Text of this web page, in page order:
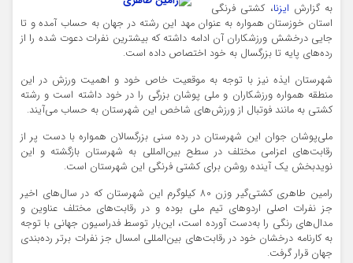
به گزارش ایزنا، کشتی فرنگی
استان خوزستان همواره به عنوان مهد این رشته در جهان به حساب آمده و تا
جایی درخشش ورزشکاران آن ادامه داشته که بیشترین نفرات دعوت شده را از
رده‌های پایه تا بزرگسال به خود اختصاص داده است.
شهرستان ایذه نیز با توجه به موقعیت خاص خود و اهمیت ورزش در این
منطقه همواره ورزشکاران و ملی پوشان بزرگی را در خود داشته است و رشته
کشتی به مانند فوتبال از ورزش‌های شاخص این شهرستان به حساب می‌آیند.
ملی‌پوشان جوان این شهرستان در رده سنی بزرگسالان همواره با دست پر از
رقابت‌های اعزامی مختلف در سطح بین‌المللی به شهرستان بازگشته و این
نوید‌بخش یک آینده روشن برای کشتی فرنگی این شهرستان است.
رامین طاهری کشتی‌گیر وزن 80 کیلوگرم این شهرستان که در سال‌های اخیر
جز نفرات اصلی اردوهای تیم ملی بوده و در رقابت‌های مختلف عناوین و
مدال‌های رنگی را به‌دست آورده است، این‌بار توسط فدراسیون جهانی با توجه
به کارنامه درخشان خود در رقابت‌های بین‌المللی امسال جز نفرات برتر رده‌بندی
جهان قرار گرفت.